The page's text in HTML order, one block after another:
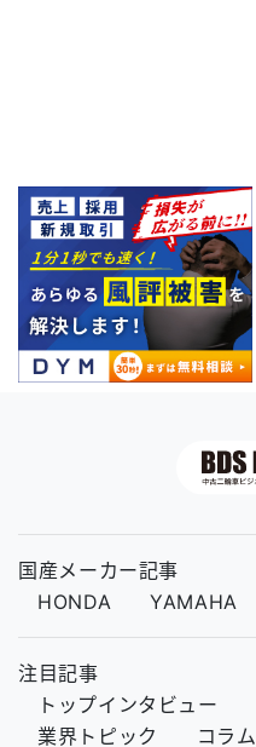
国産メーカー記事
HONDA
YAMAHA
注目記事
トップインタビュー
業界トピック
コラム